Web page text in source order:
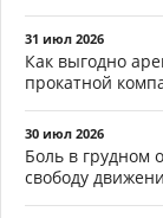
31 июл 2026
Как выгодно
прокатной
30 июл 2026
Боль в грудном
свободу